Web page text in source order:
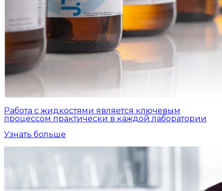
Работа с жидкостями является ключевым
процессом практически в каждой лаборатории
Узнать больше